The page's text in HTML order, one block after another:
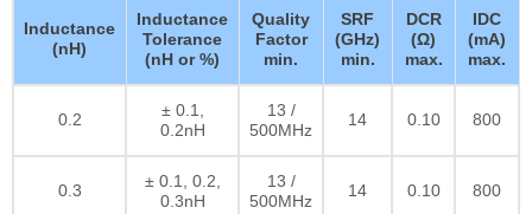
Inductance
(nH)
Inductance
Tolerance
(nH or %)
Quality
Factor
min.
SRF
(GHz)
min.
DCR
(Ω)
max.
IDC
(mA)
max.
0.2
± 0.1,
0.2nH
13 /
500MHz
14 0.10 800
0.3
± 0.1, 0.2,
0.3nH
13 /
500MHz
14 0.10 800